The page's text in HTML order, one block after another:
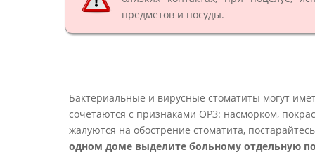
предметов и посуды.
Бактериальные и вирусные стоматиты могут
сочетаются с признаками ОРЗ: насморком,
жалуются на обострение стоматита,
одном доме выделите больному отдельную